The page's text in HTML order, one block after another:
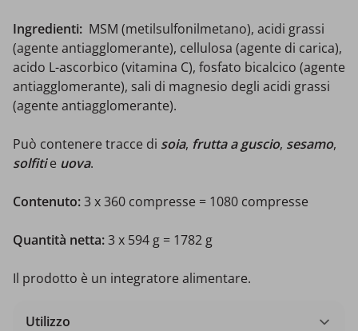
Ingredienti: MSM (metilsulfonilmetano), acidi grassi
(agente antiagglomerante), cellulosa (agente di carica),
acido L-ascorbico (vitamina C), fosfato bicalcico (agente
antiagglomerante), sali di magnesio degli acidi grassi
(agente antiagglomerante).
Può contenere tracce di soia, frutta a guscio, sesamo,
solfitie uova.
Contenuto:3 x 360 compresse = 1080 compresse
Quantità netta:3 x 594 g = 1782 g
Il prodotto è un integratore alimentare.
Utilizzo